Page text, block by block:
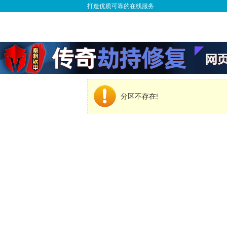
打造优质可靠的在线服务
分区不存在!